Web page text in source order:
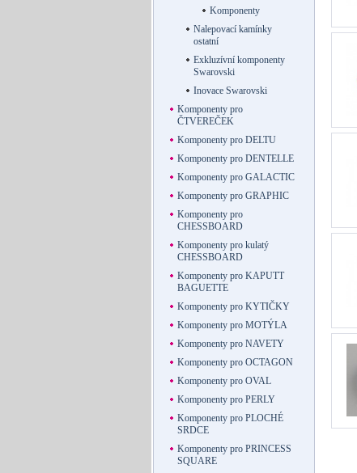
Komponenty
Nalepovací kamínky
ostatní
Exkluzívní komponenty
Swarovski
Inovace Swarovski
Komponenty pro
ČTVEREČEK
Komponenty pro DELTU
Komponenty pro DENTELLE
Komponenty pro GALACTIC
Komponenty pro GRAPHIC
Komponenty pro
CHESSBOARD
Komponenty pro kulatý
CHESSBOARD
Komponenty pro KAPUTT
BAGUETTE
Komponenty pro KYTIČKY
Komponenty pro MOTÝLA
Komponenty pro NAVETY
Komponenty pro OCTAGON
Komponenty pro OVAL
Komponenty pro PERLY
Komponenty pro PLOCHÉ
SRDCE
Komponenty pro PRINCESS
SQUARE